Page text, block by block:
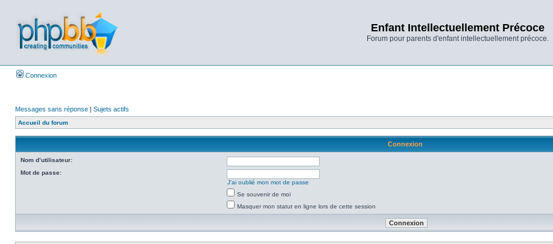
Enfant Intellectuellement Précoce
Forum pour parents d'enfant intellectuellement précoce.
Connexion
Messages sans réponse | Sujets actifs
Accueil du forum
Connexion
Nom d’utilisateur:
Mot de passe:
J’ai oublié mon mot de passe
Se souvenir de moi
Masquer mon statut en ligne lors de cette session